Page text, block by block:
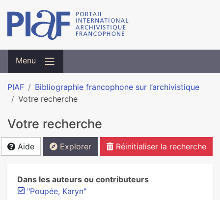
Menu
PIAF
Bibliographie francophone sur l’archivistique
Votre recherche
Votre recherche
Aide Explorer Réinitialiser la recherche
Dans les auteurs ou contributeurs
"Poupée, Karyn"